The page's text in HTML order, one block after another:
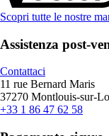
Scopri tutte le nostre
Assistenza post-
Contattaci
11 rue Bernard Maris
37270 Montlouis-sur-
+33 1 86 47 62 58